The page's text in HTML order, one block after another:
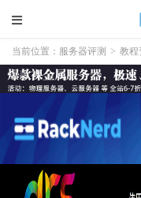
当前位置： 服务器评测 > 教程